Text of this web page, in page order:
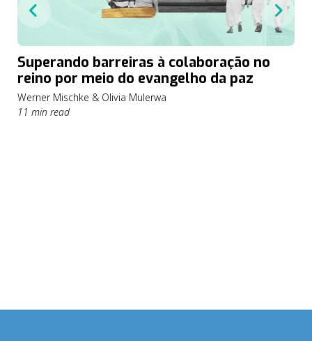
Superando barreiras à colaboração no
reino por meio do evangelho da paz
Werner Mischke & Olivia Mulerwa
11 min read